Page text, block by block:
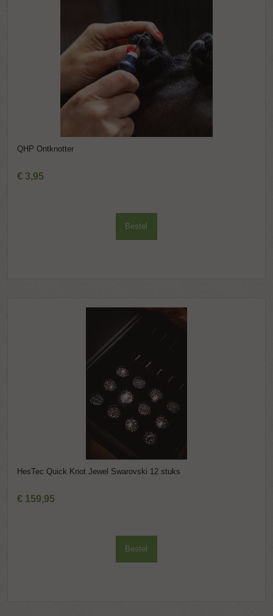
QHP Ontknotter
€ 3,95
Bestel
HesTec Quick Knot Jewel Swarovski 12 stuks
€ 159,95
Bestel